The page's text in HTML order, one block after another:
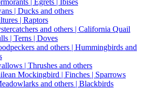
| Egrets | Ibises
| Ducks and others
| Raptors
and others | California Quail
| Terns | Doves
and others | Hummingbirds and
| Thrushes and others
Mockingbird | Finches | Sparrows
and others | Blackbirds